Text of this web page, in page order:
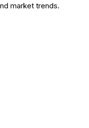
market trends.